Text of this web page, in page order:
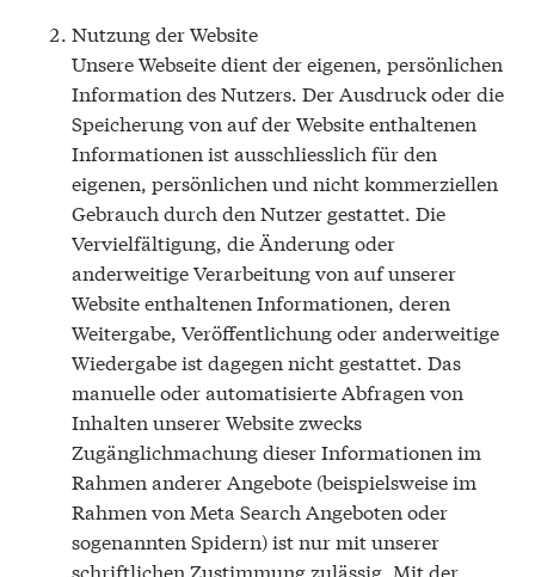
Nutzung der Website
Unsere Webseite dient der eigenen, persönlichen
Information des Nutzers. Der Ausdruck oder die
Speicherung von auf der Website enthaltenen
Informationen ist ausschliesslich für den
eigenen, persönlichen und nicht kommerziellen
Gebrauch durch den Nutzer gestattet. Die
Vervielfältigung, die Änderung oder
anderweitige Verarbeitung von auf unserer
Website enthaltenen Informationen, deren
Weitergabe, Veröffentlichung oder anderweitige
Wiedergabe ist dagegen nicht gestattet. Das
manuelle oder automatisierte Abfragen von
Inhalten unserer Website zwecks
Zugänglichmachung dieser Informationen im
Rahmen anderer Angebote (beispielsweise im
Rahmen von Meta Search Angeboten oder
sogenannten Spidern) ist nur mit unserer
schriftlichen Zustimmung zulässig. Mit der